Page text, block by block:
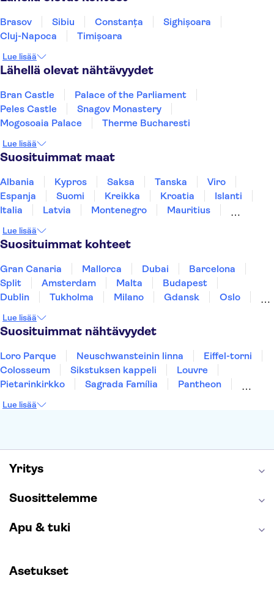
Brasov Sibiu Constanța
Sighișoara
Cluj-Napoca
Timișoara
Lue lisää
Lähellä olevat nähtävyydet
Bran Castle
Palace of the Parliament
Peles Castle
Snagov Monastery
Mogosoaia Palace
Therme Bucharesti
Lue lisää
Suosituimmat maat
Albania Kypros Saksa Tanska
Viro
Espanja
Suomi Kreikka Kroatia
Islanti
Italia
Latvia Montenegro
Mauritius
Thaimaa
Turkki
Lue lisää
Suosituimmat kohteet
Gran Canaria Mallorca Dubai
Barcelona
Split
Amsterdam Malta
Budapest
Dublin
Tukholma Milano Gdansk
Oslo
Tallinna
Ljubljana Riika
Lue lisää
Suosituimmat nähtävyydet
Loro Parque Neuschwansteinin linna
Eiffel-torni
Colosseum
Sikstuksen kappeli
Louvre
Pietarinkirkko
Sagrada Família
Pantheon
Keukenhof
Lue lisää
Yritys
Suosittelemme
Apu & tuki
Asetukset